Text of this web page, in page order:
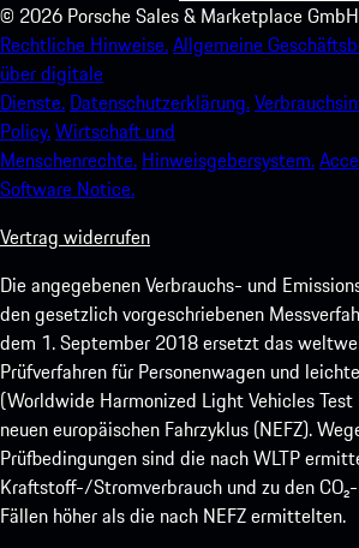
© 2026 Porsche Sales & Marketplace GmbH
Rechtliche Hinweise.Allgemeine
über digitale
Dienste. Datenschutzerklärung.
Policy.Wirtschaft und
Menschenrechte. Hinweisgebersystem.
Software Notice.
Vertrag widerrufen
Die angegebenen Verbrauchs- und
den gesetzlich vorgeschriebenen
dem 1. September 2018 ersetzt das
Prüfverfahren für Personenwagen und
(Worldwide Harmonized Light Vehicles Test
neuen europäischen Fahrzyklus (NEFZ).
Prüfbedingungen sind die nach WLTP
Kraftstoff-/Stromverbrauch und zu den
Fällen höher als die nach NEFZ ermittelten.